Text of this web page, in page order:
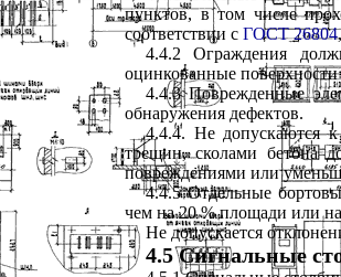
пунктов, в том числе
соответствии с ГОСТ 26804
4.4.2 Ограждения
оцинкованные
4.4.3 Поврежденные
обнаружения дефектов.
4.4.4. Не допускаются
трещин, сколами бетона
повреждениями или
4.4.5 Отдельные
чем на 20 % площади или
Не допускается
4.5 Сигнальные